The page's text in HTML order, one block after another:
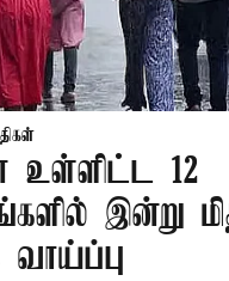
12
இன்று